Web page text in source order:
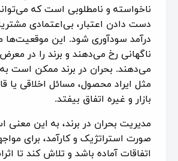
ناخواسته و نامطلوبی است که
دست دادن اعتبار، بی‌اعتمادی
درآمد سودآوری شود. این موقعیت‌ها
ناگهانی رخ می‌دهند و برند را در معرض
می‌دهند. بحران در برند ممکن است
مثل ایراد محصول، مسائل اخلاقی یا
بازار و غیره اتفاق بیفتد.
مدیریت بحران در برند، به این معنی
صورت استراتژیک و کارآمد، برای
اتفاقات آماده باشد و تلاش کند تا